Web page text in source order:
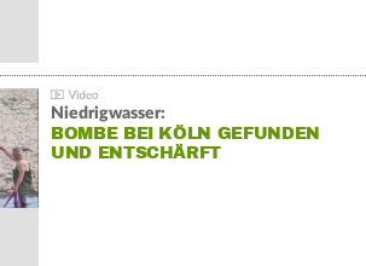
Niedrigwasser:
BOMBE BEI KÖLN GEFUNDEN
UND ENTSCHÄRFT